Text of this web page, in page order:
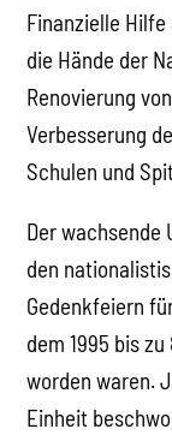
Finanzielle
die Hände der
Renovierung
Verbesserung
Schulen und
Der wachsende
den
Gedenkfeiern
dem 1995 bis
worden waren.
Einheit